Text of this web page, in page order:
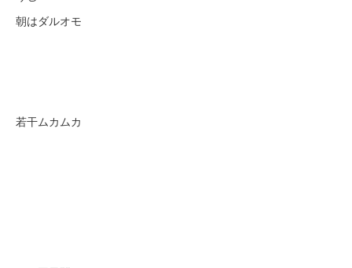
朝はダルオモ
若干ムカムカ